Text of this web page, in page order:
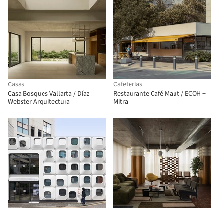
Casas
Casa Bosques Vallarta / Díaz
Webster Arquitectura
Cafeterias
Restaurante Café Maut / ECOH +
Mitra